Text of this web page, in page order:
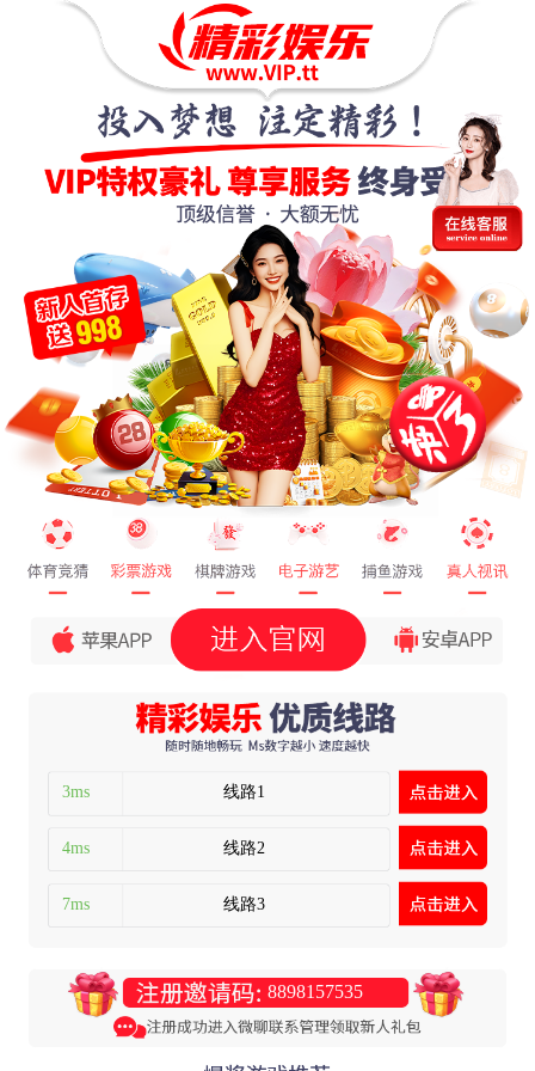
3ms 线路1
4ms 线路2
7ms 线路3
8898157535